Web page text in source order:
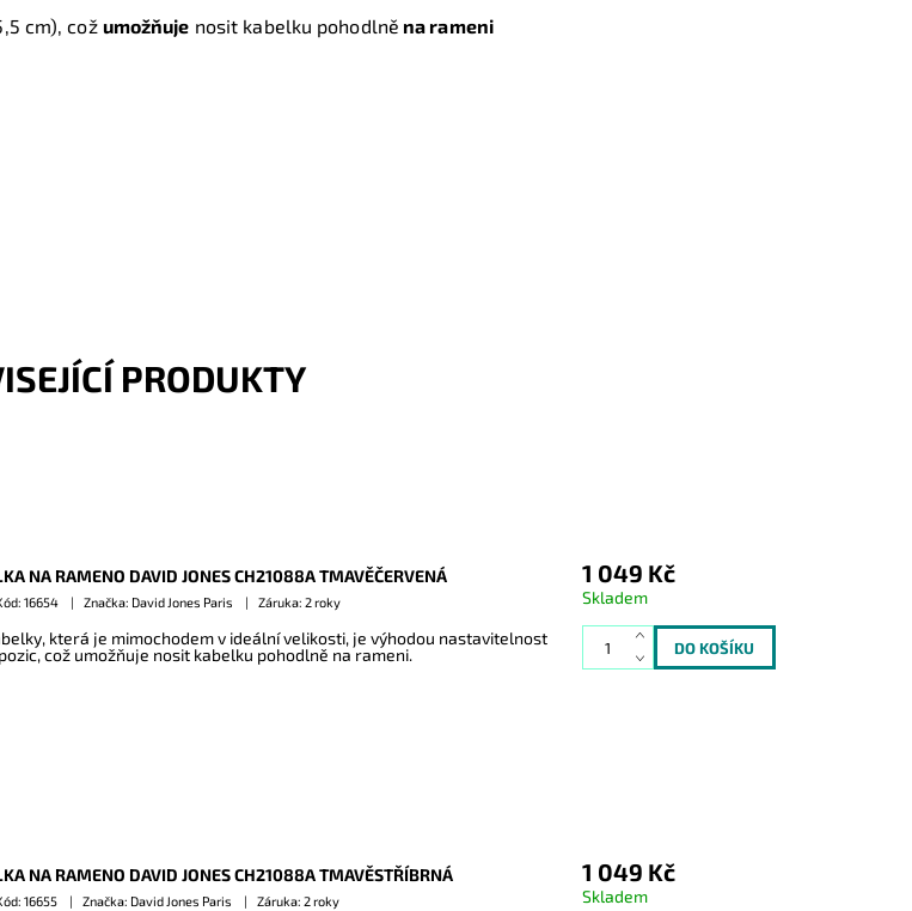
cm), což umožňuje nosit kabelku pohodlně na rameni
PRODUKTY
NA RAMENO DAVID JONES CH21088A TMAVĚČERVENÁ
16654 Značka: David Jones Paris Záruka: 2 roky
která je mimochodem v ideální velikosti, je výhodou nastavitelnost
což umožňuje nosit kabelku pohodlně na rameni.
1 049 Kč
Skladem
NA RAMENO DAVID JONES CH21088A TMAVĚSTŘÍBRNÁ
16655 Značka: David Jones Paris Záruka: 2 roky
1 049 Kč
Skladem